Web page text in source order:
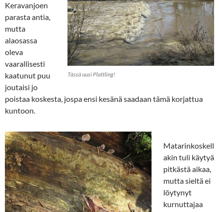
Tässä uusi Plattling!
Keravanjoen
parasta antia,
mutta
alaosassa
oleva
vaarallisesti
kaatunut puu
joutaisi jo
poistaa koskesta, jospa ensi kesänä saadaan tämä korjattua
kuntoon.
Matarinkoskell
akin tuli käytyä
pitkästä aikaa,
mutta sieltä ei
löytynyt
kurnuttajaa